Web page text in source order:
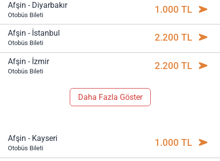
Afşin - Diyarbakır
Otobüs Bileti 1.000 TL
Afşin - İstanbul
Otobüs Bileti 2.200 TL
Afşin - İzmir
Otobüs Bileti 2.200 TL
Daha Fazla Göster
Afşin - Kayseri
Otobüs Bileti 1.000 TL